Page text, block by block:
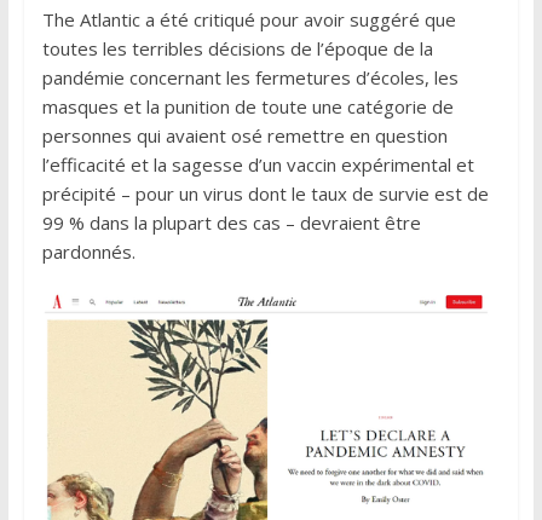
The Atlantic a été critiqué pour avoir suggéré que
toutes les terribles décisions de l’époque de la
pandémie concernant les fermetures d’écoles, les
masques et la punition de toute une catégorie de
personnes qui avaient osé remettre en question
l’efficacité et la sagesse d’un vaccin expérimental et
précipité – pour un virus dont le taux de survie est de
99 % dans la plupart des cas – devraient être
pardonnés.